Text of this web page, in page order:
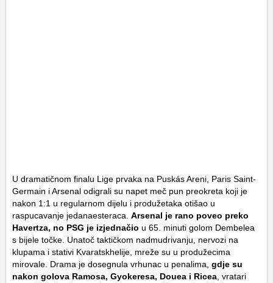
U dramatičnom finalu Lige prvaka na Puskás Areni, Paris Saint-
Germain i Arsenal odigrali su napet meč pun preokreta koji je
nakon 1:1 u regularnom dijelu i produžetaka otišao u
raspucavanje jedanaesteraca. Arsenal je rano poveo preko
Havertza, no PSG je izjednačio u 65. minuti golom Dembelea
s bijele točke. Unatoč taktičkom nadmudrivanju, nervozi na
klupama i stativi Kvaratskhelije, mreže su u produžecima
mirovale. Drama je dosegnula vrhunac u penalima, gdje su
nakon golova Ramosa, Gyokeresa, Douea i Ricea , vratari